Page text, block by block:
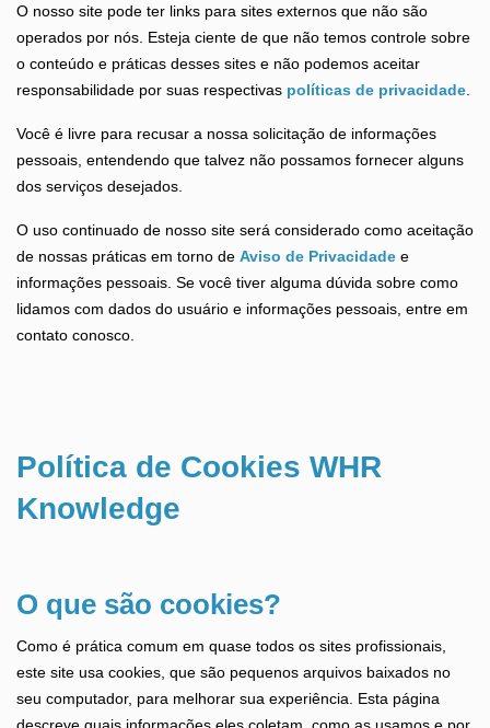
O nosso site pode ter links para sites externos que não são
operados por nós. Esteja ciente de que não temos controle sobre
o conteúdo e práticas desses sites e não podemos aceitar
responsabilidade por suas respectivas políticas de privacidade
Você é livre para recusar a nossa solicitação de informações
pessoais, entendendo que talvez não possamos fornecer alguns
dos serviços desejados.
O uso continuado de nosso site será considerado como aceitação
de nossas práticas em torno de Aviso de Privacidade e
informações pessoais. Se você tiver alguma dúvida sobre como
lidamos com dados do usuário e informações pessoais, entre em
contato conosco.
Política de Cookies WHR
Knowledge
O que são cookies?
Como é prática comum em quase todos os sites profissionais,
este site usa cookies, que são pequenos arquivos baixados no
seu computador, para melhorar sua experiência. Esta página